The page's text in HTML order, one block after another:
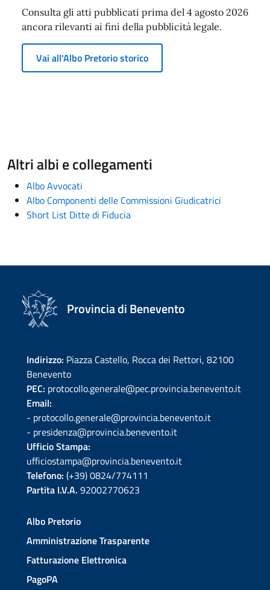
Consulta gli atti pubblicati prima del 4 agosto 2026
ancora rilevanti ai fini della pubblicità legale.
Vai all'Albo Pretorio storico
Altri albi e collegamenti
Albo Avvocati
Albo Componenti delle Commissioni Giudicatrici
Short List Ditte di Fiducia
Provincia di Benevento
Indirizzo: Piazza Castello, Rocca dei Rettori, 82100
Benevento
PEC: protocollo.generale@pec.provincia.benevento.it
Email:
- protocollo.generale@provincia.benevento.it
- presidenza@provincia.benevento.it
Ufficio Stampa:
ufficiostampa@provincia.benevento.it
Telefono: (+39) 0824/774111
Partita I.V.A. 92002770623
Albo Pretorio
Amministrazione Trasparente
Fatturazione Elettronica
PagoPA